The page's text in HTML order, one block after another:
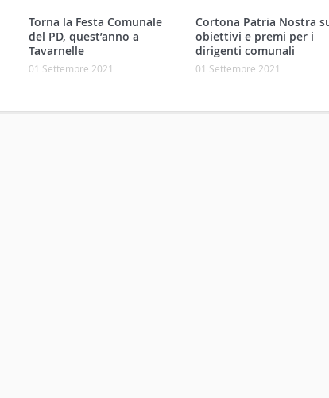
Torna la Festa Comunale
del PD, quest’anno a
Tavarnelle
01 Settembre 2021
Cortona Patria Nostra
obiettivi e premi per i
dirigenti comunali
01 Settembre 2021